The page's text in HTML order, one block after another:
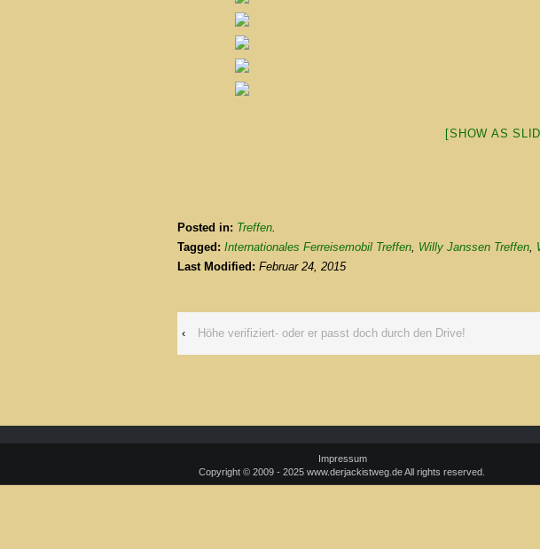
[SHOW AS
Posted in: Treffen.
Tagged: Internationales Ferreisemobil Treffen, Willy Janssen Treffen,
Last Modified: Februar 24, 2015
‹ Höhe verifiziert- oder er passt doch durch den Drive!
Impressum
Copyright © 2009 - 2025 www.derjackistweg.de All rights reserved.